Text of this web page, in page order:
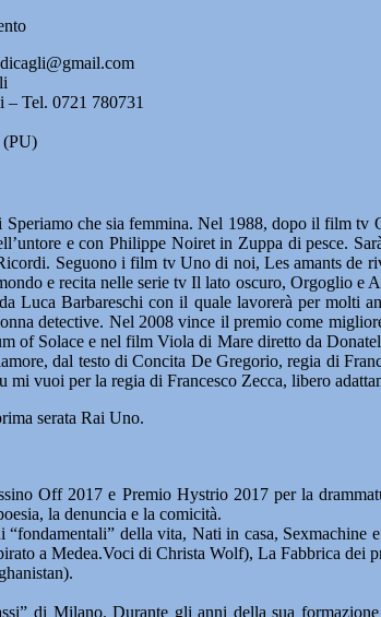
Tel. 0721 780731
(PU)
che sia femmina. Nel 1988, dopo il film tv
e con Philippe Noiret in Zuppa di pesce.
Seguono i film tv Uno di noi, Les amants de
e recita nelle serie tv Il lato oscuro, Orgoglio e
Luca Barbareschi con il quale lavorerà per molti
detective. Nel 2008 vince il premio come
of Solace e nel film Viola di Mare diretto da
dal testo di Concita De Gregorio, regia di
vuoi per la regia di Francesco Zecca, libero
serata Rai Uno.
Off 2017 e Premio Hystrio 2017 per la
la denuncia e la comicità.
della vita, Nati in casa,
a Medea.Voci di Christa Wolf), La Fabbrica
di Milano. Durante gli anni della sua